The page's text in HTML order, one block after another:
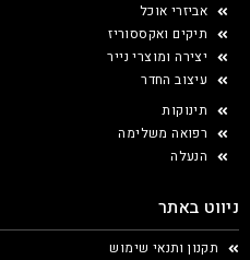
אביזרי אוכל
תיקים ואקססוריז
יצירה ומוצרי נייר
עיצוב החדר
תינוקות
רפואה משלימה
הנעלה
ניווט באתר
תקנון ותנאי שימוש